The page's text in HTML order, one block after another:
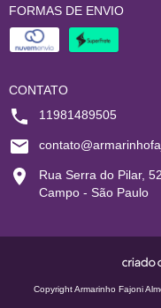
FORMAS DE ENVIO
CONTATO
11981489505
Rua Serra do Pilar,
Campo - São Paulo
Copyright Armarinho Fajoni